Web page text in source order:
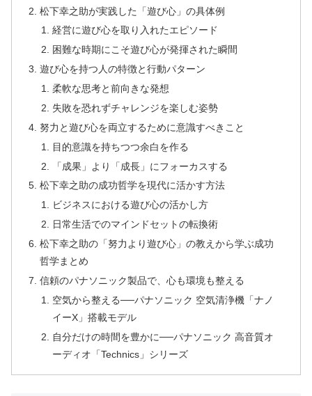
松下幸之助が実践した「遊び心」の具体例
経営に遊び心を取り入れたエピソード
困難な時期にこそ遊び心が発揮された瞬間
遊び心を持つ人の特徴と行動パターン
柔軟な思考と前向きな発想
失敗を恐れずチャレンジを楽しむ姿勢
努力と遊び心を両立するために意識すべきこと
目的意識を持ちつつ余白を作る
「成果」より「成長」にフォーカスする
松下幸之助の成功哲学を現代に活かす方法
ビジネスにおける遊び心の活かし方
日常生活でのマインドセットの転換術
松下幸之助の「努力より遊び心」の教えから学ぶ成功
哲学まとめ
信頼のパナソニック製品で、心も環境も整える
空気から整える──パナソニック 空気清浄機「ナノ
イーX」搭載モデル
自分だけの時間を豊かに──パナソニック 高音質オ
ーディオ「Technics」シリーズ